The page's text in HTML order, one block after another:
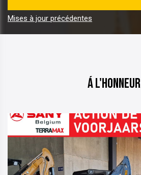
Mises à jour précédentes
Á l'honneur